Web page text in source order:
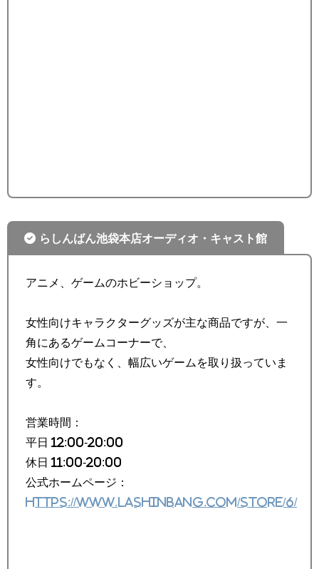
らしんばん池袋本店オーディオ・キャスト館
アニメ、ゲームのホビーショップ。
女性向けキャラクターグッズが主な商品ですが、一
角にあるゲームコーナーで、
女性向けでもなく、幅広いゲームを取り扱っていま
す。
営業時間：
平日 12:00-20:00
休日 11:00-20:00
公式ホームページ：
https://www.lashinbang.com/store/6/